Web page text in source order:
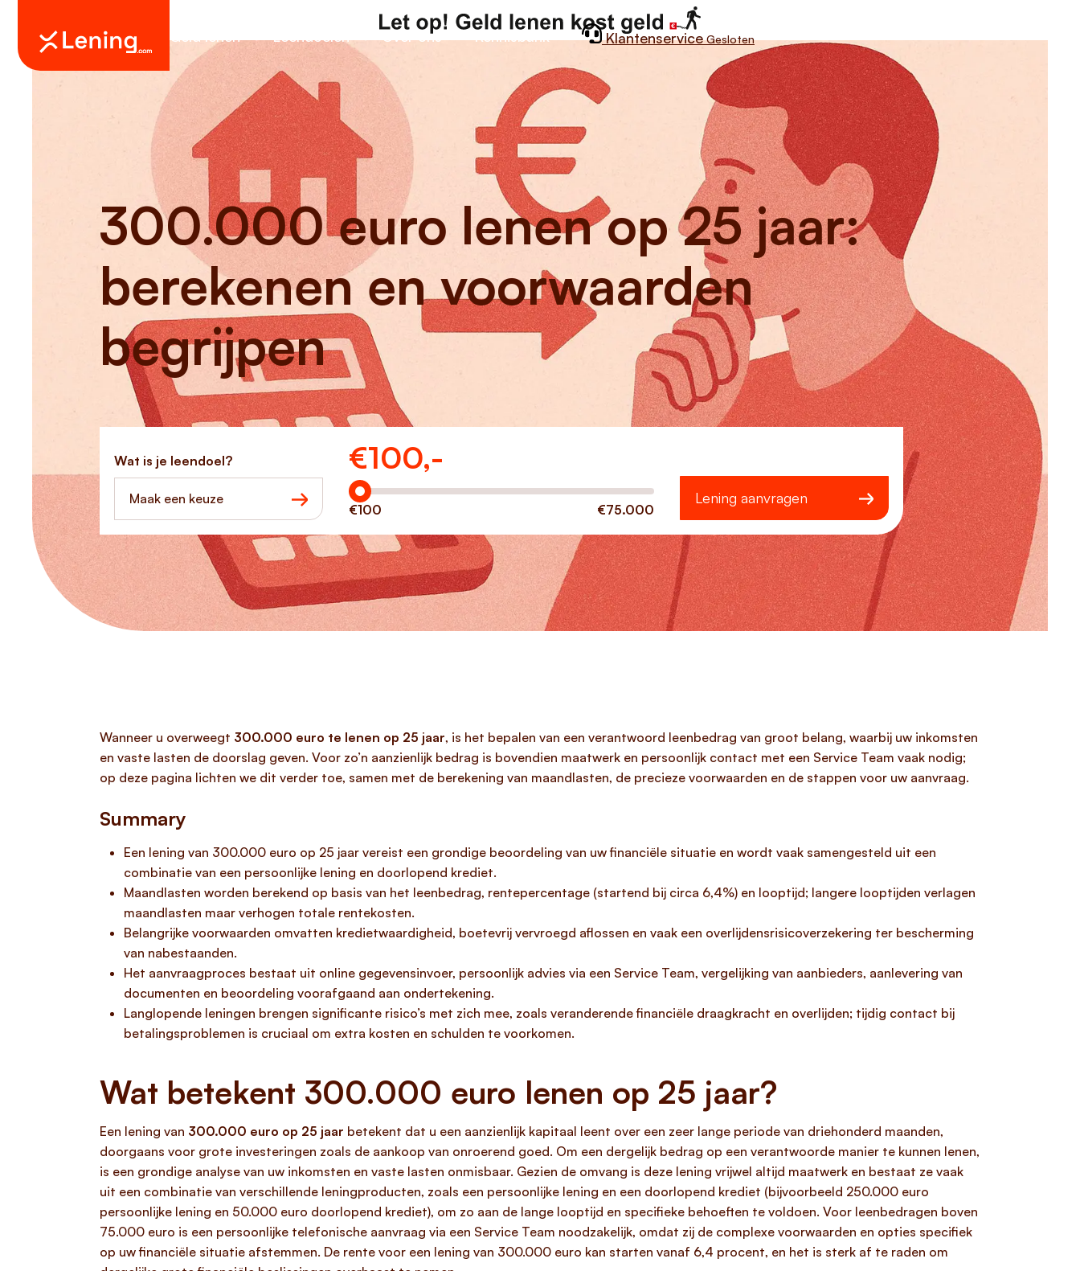
Geld lenen Leendoelen Over ons Kennisbank Klantenservice Gesloten
300.000 euro lenen op 25 jaar:
berekenen en voorwaarden
begrijpen
Wat is je leendoel?
Maak een keuze
€100,-
Hoeveel wilt u lenen?
€100 €75.000
Lening aanvragen
Wanneer u overweegt 300.000 euro te lenen op 25 jaar, is het bepalen van een verantwoord leenbedrag van groot belang, waarbij uw inkomsten
en vaste lasten de doorslag geven. Voor zo’n aanzienlijk bedrag is bovendien maatwerk en persoonlijk contact met een Service Team vaak nodig;
op deze pagina lichten we dit verder toe, samen met de berekening van maandlasten, de precieze voorwaarden en de stappen voor uw aanvraag.
Summary
Een lening van 300.000 euro op 25 jaar vereist een grondige beoordeling van uw financiële situatie en wordt vaak samengesteld uit een
combinatie van een persoonlijke lening en doorlopend krediet.
Maandlasten worden berekend op basis van het leenbedrag, rentepercentage (startend bij circa 6,4%) en looptijd; langere looptijden verlagen
maandlasten maar verhogen totale rentekosten.
Belangrijke voorwaarden omvatten kredietwaardigheid, boetevrij vervroegd aflossen en vaak een overlijdensrisicoverzekering ter bescherming
van nabestaanden.
Het aanvraagproces bestaat uit online gegevensinvoer, persoonlijk advies via een Service Team, vergelijking van aanbieders, aanlevering van
documenten en beoordeling voorafgaand aan ondertekening.
Langlopende leningen brengen significante risico’s met zich mee, zoals veranderende financiële draagkracht en overlijden; tijdig contact bij
betalingsproblemen is cruciaal om extra kosten en schulden te voorkomen.
Wat betekent 300.000 euro lenen op 25 jaar?
Een lening van 300.000 euro op 25 jaar betekent dat u een aanzienlijk kapitaal leent over een zeer lange periode van driehonderd maanden,
doorgaans voor grote investeringen zoals de aankoop van onroerend goed. Om een dergelijk bedrag op een verantwoorde manier te kunnen lenen,
is een grondige analyse van uw inkomsten en vaste lasten onmisbaar. Gezien de omvang is deze lening vrijwel altijd maatwerk en bestaat ze vaak
uit een combinatie van verschillende leningproducten, zoals een persoonlijke lening en een doorlopend krediet (bijvoorbeeld 250.000 euro
persoonlijke lening en 50.000 euro doorlopend krediet), om zo aan de lange looptijd en specifieke behoeften te voldoen. Voor leenbedragen boven
75.000 euro is een persoonlijke telefonische aanvraag via een Service Team noodzakelijk, omdat zij de complexe voorwaarden en opties specifiek
op uw financiële situatie afstemmen. De rente voor een lening van 300.000 euro kan starten vanaf 6,4 procent, en het is sterk af te raden om